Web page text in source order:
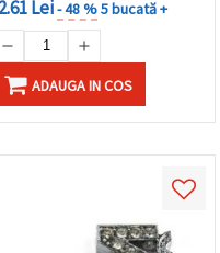
2.61 Lei- 48 %5 bucată +
ADAUGA IN COS